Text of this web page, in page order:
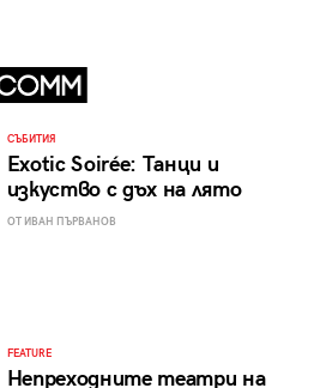
СЪБИТИЯ
Exotic Soirée: Танци и
изкуство с дъх на лято
ОТ ИВАН ПЪРВАНОВ
FEATURE
Непреходните театри на